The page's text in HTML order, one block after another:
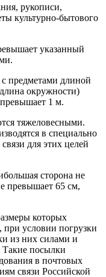
рукописи,
культурно-бытового
указанный
предметами длиной
окружности)
1 м.
тяжеловесными.
в специально
для этих целей
сторона не
превышает 65 см,
которых
условии погрузки
из них силами и
Такие посылки
в почтовых
связи Российской